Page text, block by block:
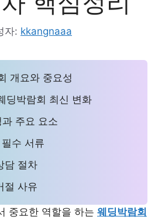
자: kkangnaaa
개요와 중요성
박람회 최신 변화
주요 요소
수 서류
절차
사유
중요한 역할을 하는 웨딩박람회